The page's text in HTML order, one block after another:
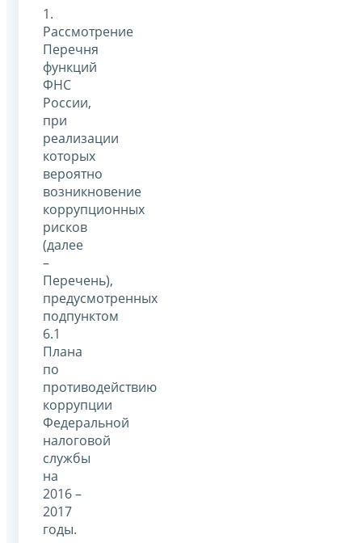
1.
Рассмотрение
Перечня
функций
ФНС
России,
при
реализации
которых
вероятно
возникновение
коррупционных
рисков
(далее
–
Перечень),
предусмотренных
подпунктом
6.1
Плана
по
противодействию
коррупции
Федеральной
налоговой
службы
на
2016 –
2017
годы.